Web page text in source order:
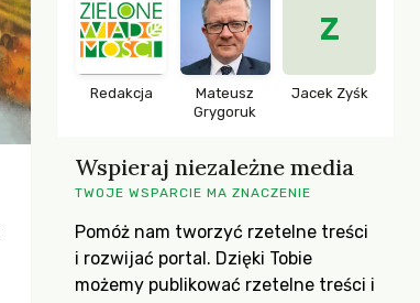
Redakcja
Mateusz
Grygoruk
Z
Jacek Zyśk
Wspieraj niezależne media
TWOJE WSPARCIE MA ZNACZENIE
Pomóż nam tworzyć rzetelne treści
i rozwijać portal. Dzięki Tobie
możemy publikować rzetelne treści i